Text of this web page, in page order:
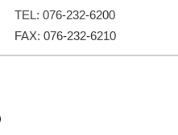
TEL: 076-232-6200
FAX: 076-232-6210